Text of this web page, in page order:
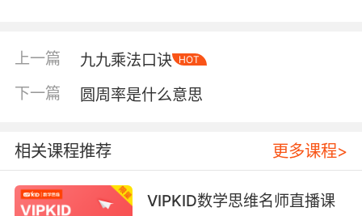
64062862089986280348253421170679，
大白老师还可以说好多好多字。想要掌握大白老
师独家的记忆方法，欢迎来到VIPKID数学思维。
上一篇 九九乘法口诀 HOT
下一篇 圆周率是什么意思
相关课程推荐 更多课程>
VIPKID数学思维名师直播课